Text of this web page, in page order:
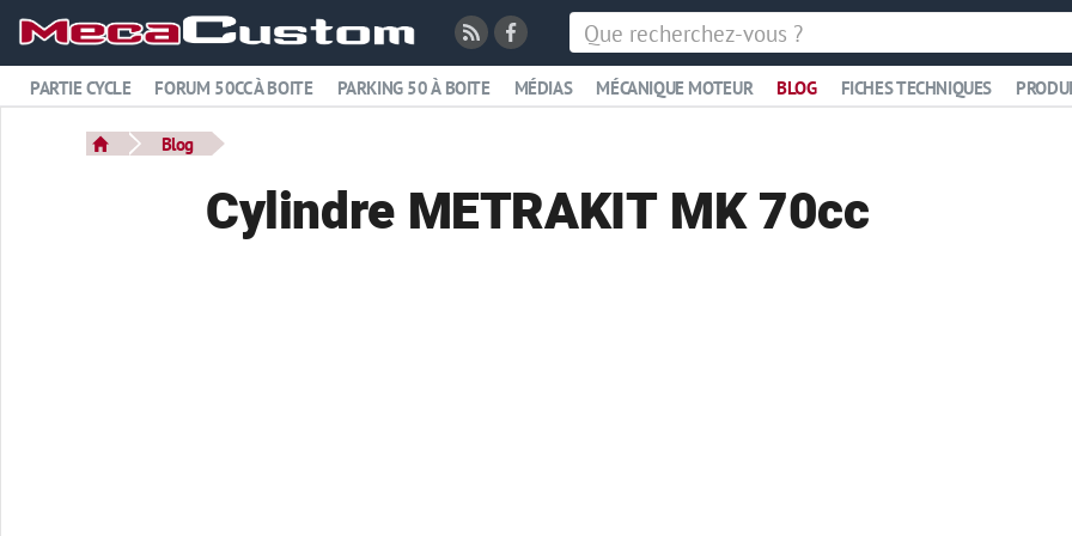
PARTIE CYCLE FORUM 50CC À BOITE PARKING 50 À BOITE MÉDIAS MÉCANIQUE MOTEUR BLOG FICHES TECHNIQUES
Blog
Cylindre METRAKIT MK 70cc